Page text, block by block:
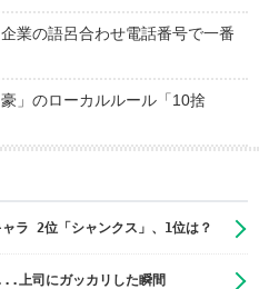
業の語呂合わせ電話番号で一番
」のローカルルール「10捨
ラ 2位「シャンクス」、1位は？
上司にガッカリした瞬間